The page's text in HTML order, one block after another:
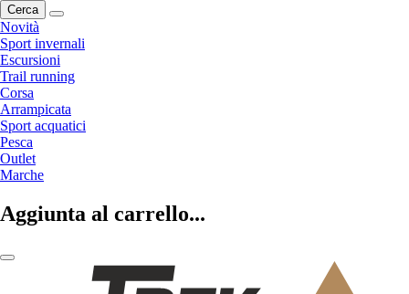
Cerca
Novità
Sport invernali
Escursioni
Trail running
Corsa
Arrampicata
Sport acquatici
Pesca
Outlet
Marche
Aggiunta al carrello...